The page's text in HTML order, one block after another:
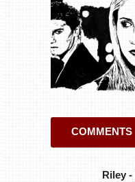
COMMENTS
Riley -